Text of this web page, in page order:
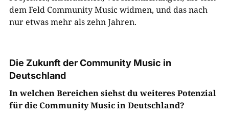
dem Feld Community Music widmen, und das nach
nur etwas mehr als zehn Jahren.
Die Zukunft der Community Music in
Deutschland
In welchen Bereichen siehst du weiteres Potenzial
für die Community Music in Deutschland?